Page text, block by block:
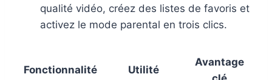
qualité vidéo, créez des listes de favoris et
activez le mode parental en trois clics.
Fonctionnalité Utilité
Avantage